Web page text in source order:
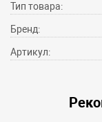
Тип товара:
Бренд:
Артикул: